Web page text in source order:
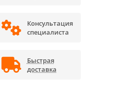
Консультация
специалиста
Быстрая
доставка